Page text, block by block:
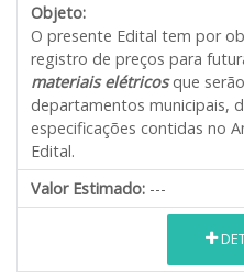
Objeto:
O presente Edital tem por
registro de preços para
materiais elétricosque
departamentos municipais,
especificações contidas no
Edital.
Valor Estimado: ---